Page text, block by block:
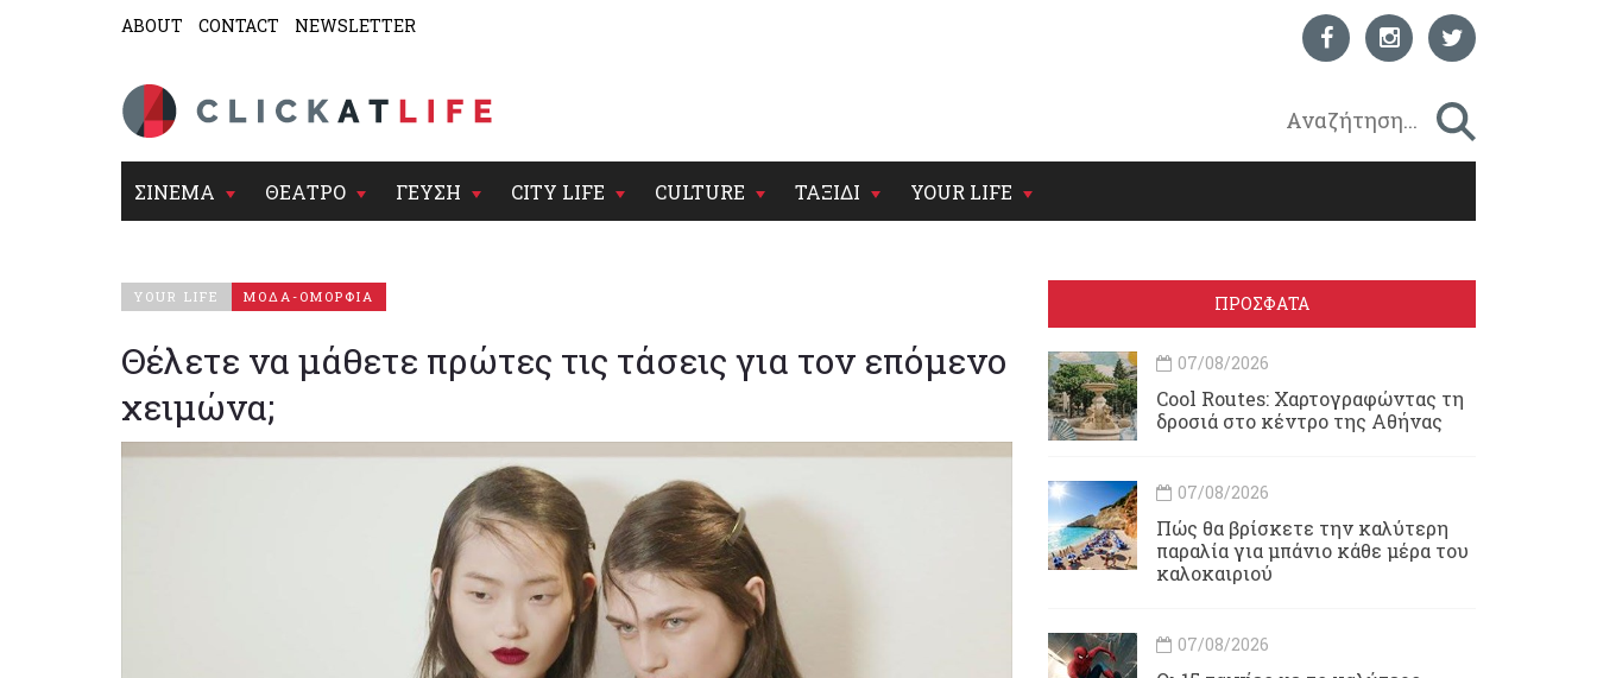
ABOUT CONTACT NEWSLETTER
ΣΙΝΕΜΑ ΘΕΑΤΡΟ ΓΕΥΣΗ CITY LIFE CULTURE ΤΑΞΙΔΙ YOUR LIFE
YOUR LIFE ΜΟΔΑ-ΟΜΟΡΦΙΑ
Θέλετε να μάθετε πρώτες τις τάσεις για τον επόμενο
χειμώνα;
ΠΡΟΣΦΑΤΑ
07/08/2026
Cool Routes: Χαρτογραφώντας τη
δροσιά στο κέντρο της Αθήνας
07/08/2026
Πώς θα βρίσκετε την καλύτερη
παραλία για μπάνιο κάθε μέρα του
καλοκαιριού
07/08/2026